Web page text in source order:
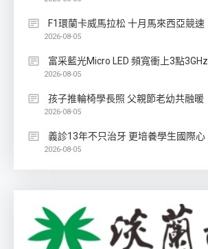
F1環蘭卡威馬拉松 十月馬來西亞競速
2026-08-05
富采藍光Micro LED 頻寬衝上3點3GHz
2026-08-05
孩子推輪椅學長照 父親節老幼共融暖
2026-08-05
義診13年不只治牙 更培養學生國際心
2026-08-05